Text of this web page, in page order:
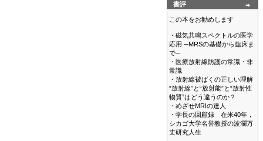
書評
この本をお勧めします
・磁気共鳴スペクトルの医学
応用 ─MRSの基礎から臨床ま
で─
・医療放射線防護の常識・非
常識
・放射線被ばくの正しい理解
“放射線”と“放射能”と“放射性
物質”はどう違うのか？
・めざせMRIの達人
・学長の回顧録 在米40年，
シカゴ大学名誉教授の波瀾万
丈研究人生